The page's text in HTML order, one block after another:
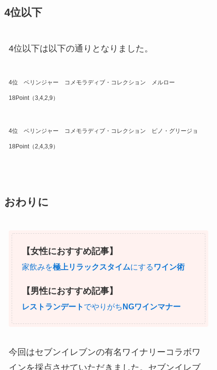
4位以下
4位以下は以下の通りとなりました。
4位 ベリンジャー コメモラディブ・コレクション メルロー
18Point（3,4,2,9）
4位 ベリンジャー コメモラディブ・コレクション ピノ・グリージョ
18Point（2,4,3,9）
おわりに
【女性におすすめ記事】
家飲みを極上リラックスタイムにする ワイン術
【男性におすすめ記事】
レストランデート でやりがちNGワインマナー
今回はセブンイレブンの有名ワイナリーコラボワ
インを採点させていただきました。セブンイレブ